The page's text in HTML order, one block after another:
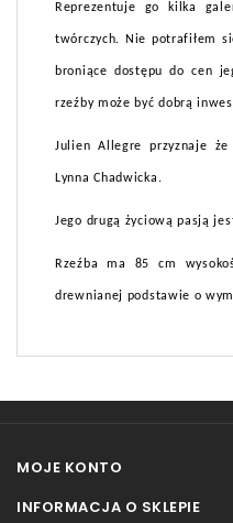
Reprezentuje go kilka
twórczych. Nie potrafiłem
broniące dostępu do cen
rzeźby może być dobrą
Julien Allegre przyznaje
Lynna Chadwicka.
Jego drugą życiową pasją
Rzeźba ma 85 cm
drewnianej podstawie o
MOJE KONTO
INFORMACJA O SKLEPIE